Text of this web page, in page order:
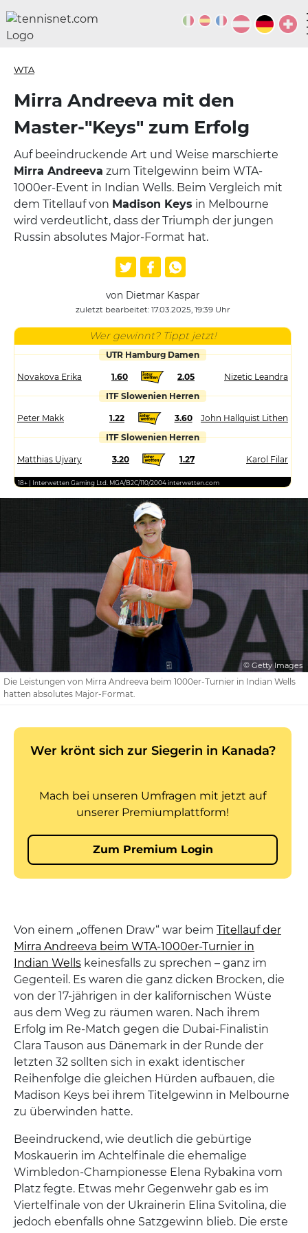
WTA
Mirra Andreeva mit den
Master-"Keys" zum Erfolg
Auf beeindruckende Art und Weise marschierte
Mirra Andreeva zum Titelgewinn beim WTA-
1000er-Event in Indian Wells. Beim Vergleich mit
dem Titellauf von Madison Keys in Melbourne
wird verdeutlicht, dass der Triumph der jungen
Russin absolutes Major-Format hat.
von Dietmar Kaspar
zuletzt bearbeitet: 17.03.2025, 19:39 Uhr
Wer gewinnt? Tippt jetzt!
UTR Hamburg Damen
Novakova Erika 1.60 2.05
Nizetic Leandra
ITF Slowenien Herren
Peter Makk 1.22 3.60
John Hallquist Lithen
ITF Slowenien Herren
Matthias Ujvary 3.20 1.27 Karol Filar
18+ | Interwetten Gaming Ltd. MGA/B2C/110/2004 interwetten.com
© Getty Images
Die Leistungen von Mirra Andreeva beim 1000er-Turnier in Indian Wells
hatten absolutes Major-Format.
Von einem „offenen Draw“ war beim Titellauf der
Mirra Andreeva beim WTA-1000er-Turnier in
Indian Wells keinesfalls zu sprechen – ganz im
Gegenteil. Es waren die ganz dicken Brocken, die
von der 17-jährigen in der kalifornischen Wüste
aus dem Weg zu räumen waren. Nach ihrem
Erfolg im Re-Match gegen die Dubai-Finalistin
Clara Tauson aus Dänemark in der Runde der
letzten 32 sollten sich in exakt identischer
Reihenfolge die gleichen Hürden aufbauen, die
Madison Keys bei ihrem Titelgewinn in Melbourne
zu überwinden hatte.
Beeindruckend, wie deutlich die gebürtige
Moskauerin im Achtelfinale die ehemalige
Wimbledon-Championesse Elena Rybakina vom
Platz fegte. Etwas mehr Gegenwehr gab es im
Viertelfinale von der Ukrainerin Elina Svitolina, die
jedoch ebenfalls ohne Satzgewinn blieb. Die erste